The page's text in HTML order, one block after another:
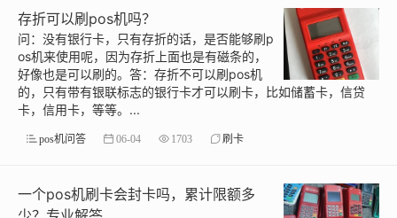
存折可以刷pos机吗？
问：没有银行卡，只有存折的话，是否能够刷p
os机来使用呢，因为存折上面也是有磁条的，
好像也是可以刷的。答：存折不可以刷pos机
的，只有带有银联标志的银行卡才可以刷卡，比如储蓄卡，信贷
卡，信用卡，等等。...
pos机问答 06-04 1703 刷卡
一个pos机刷卡会封卡吗，累计限额多